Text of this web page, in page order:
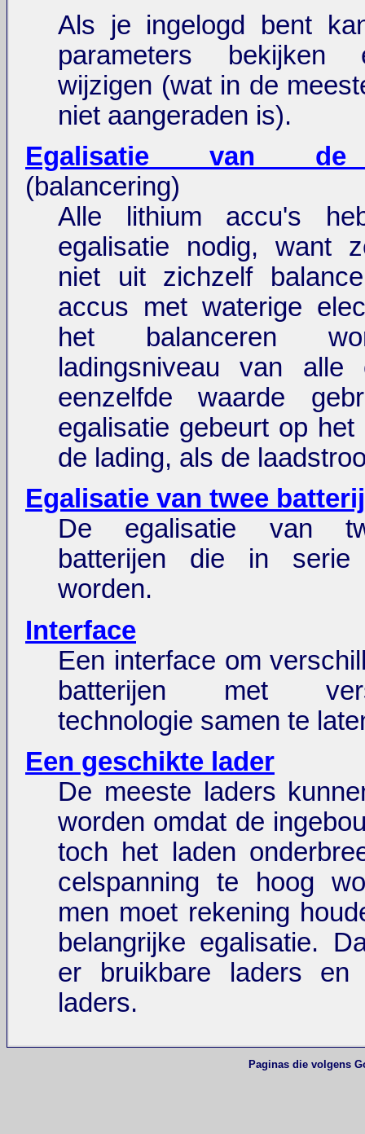
Als je ingelogd bent
parameters
wijzigen (wat in de
niet aangeraden is).
Egalisatie van de
(balancering)
Alle lithium accu's
egalisatie nodig, want
niet uit zichzelf
accus met waterige
het balanceren
ladingsniveau van alle
eenzelfde waarde
egalisatie gebeurt op het
de lading, als de
Egalisatie van twee
De egalisatie van
batterijen die in serie
worden.
Interface
Een interface om
batterijen met
technologie samen te
Een geschikte lader
De meeste laders
worden omdat de
toch het laden
celspanning te hoog
men moet rekening
belangrijke egalisatie.
er bruikbare laders en
laders.
Paginas die volgens